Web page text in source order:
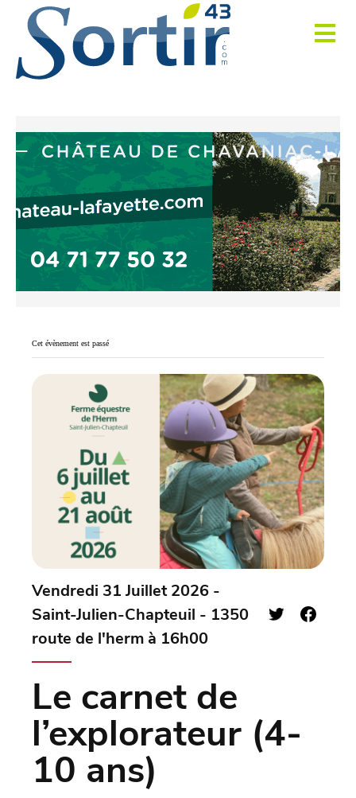
Cet évènement est passé
Vendredi 31 Juillet 2026 -
Saint-Julien-Chapteuil - 1350
route de l'herm à 16h00
Le carnet de
l’explorateur (4-
10 ans)